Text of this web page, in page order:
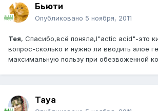
Бьюти
Опубликовано 5 ноября, 2011
Тея, Спасибо,всё поняла,l"actic acid"-это
вопрос-сколько и нужно ли вводить алое
максимальную пользу при обезвоженной
Taya